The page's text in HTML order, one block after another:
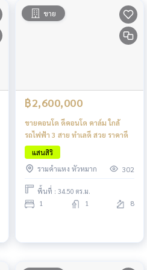
ขาย
฿2,600,000
ขายคอนโด ดีคอนโด คาล์ม ใกล้
รถไฟฟ้า 3 สาย ทำเลดี สวย ราคาดี
แสนสิริ
รามคำแหง หัวหมาก
302
พื้นที่ : 34.50 ตร.ม.
1 1 8